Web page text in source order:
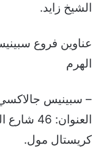
الشيخ زايد.
الهرم
– سبينيس
كريستال مول.